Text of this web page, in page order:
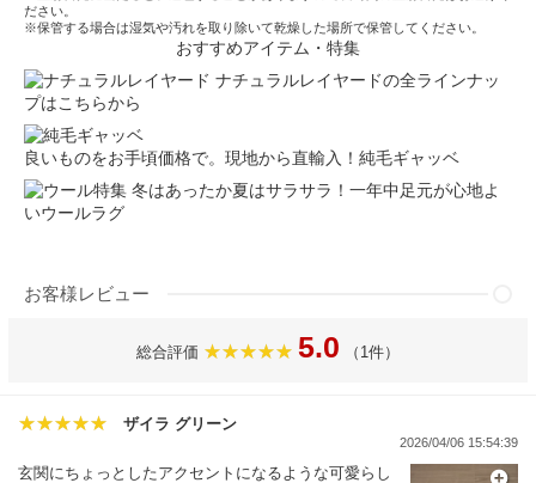
ださい。
※保管する場合は湿気や汚れを取り除いて乾燥した場所で保管してください。
おすすめアイテム・特集
ナチュラルレイヤードの全ラインナッ
プはこちらから
良いものをお手頃価格で。現地から直輸入！純毛ギャッベ
冬はあったか夏はサラサラ！一年中足元が心地よ
いウールラグ
お客様レビュー
総合評価 5.0 （1件）
ザイラ グリーン
2026/04/06 15:54:39
玄関にちょっとしたアクセントになるような可愛らし